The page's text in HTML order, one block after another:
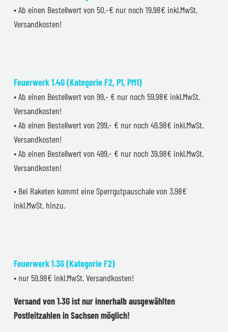
• Ab einen Bestellwert von 50,-€ nur noch 19,98€ inkl.MwSt.
Versandkosten!
Feuerwerk 1.4G (Kategorie F2, P1, PM1)
• Ab einen Bestellwert von 99,- € nur noch 59,98€ inkl.MwSt.
Versandkosten!
• Ab einen Bestellwert von 299,- € nur noch 49,98€ inkl.MwSt.
Versandkosten!
• Ab einen Bestellwert von 499,- € nur noch 39,98€ inkl.MwSt.
Versandkosten!
• Bei Raketen kommt eine Sperrgutpauschale von 3,98€
inkl.MwSt. hinzu.
Feuerwerk 1.3G (Kategorie F2)
• nur 59,98€ inkl.MwSt. Versandkosten!
Versand von 1.3G ist nur innerhalb ausgewählten
Postleitzahlen in Sachsen möglich!